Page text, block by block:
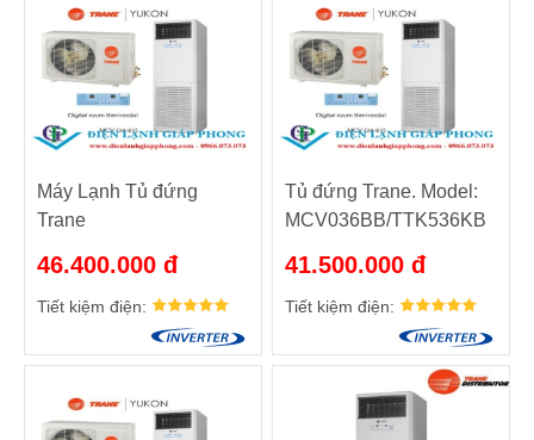
Máy Lạnh Tủ đứng
Trane
46.400.000 đ
Tiết kiệm điện:
Tủ đứng Trane. Model:
MCV036BB/TTK536KB
41.500.000 đ
Tiết kiệm điện: